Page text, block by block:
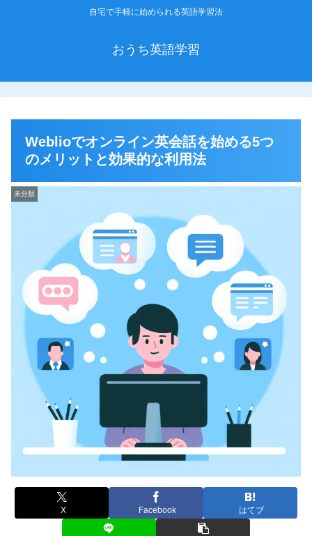
自宅で手軽に始められる英語学習法
おうち英語学習
Weblioでオンライン英会話を始める5つ
のメリットと効果的な利用法
未分類
X Facebook はてブ